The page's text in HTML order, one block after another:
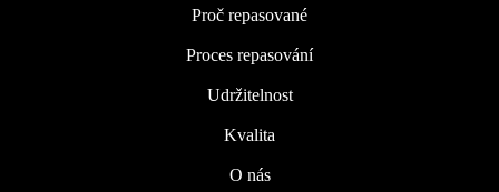
Proč repasované
Proces repasování
Udržitelnost
Kvalita
O nás